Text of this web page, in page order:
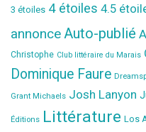
3 étoiles 4 étoiles 4.5
annonceAuto-publié
Christophe Club littéraire du Marais
Dominique Faure
Grant Michaels Josh Lanyon
Éditions Littérature Los